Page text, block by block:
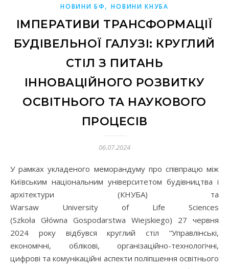
НОВИНИ БФ,НОВИНИ КНУБА
ІМПЕРАТИВИ ТРАНСФОРМАЦІЇ
БУДІВЕЛЬНОЇ ГАЛУЗІ: КРУГЛИЙ
СТІЛ З ПИТАНЬ
ІННОВАЦІЙНОГО РОЗВИТКУ
ОСВІТНЬОГО ТА НАУКОВОГО
ПРОЦЕСІВ
06.07.2024
У рамках укладеного меморандуму про співпрацю між
Київським національним університетом будівництва і
архітектури (КНУБА) та
Warsaw University of Life Sciences
(Szkoła Główna Gospodarstwa Wiejskiego) 27 червня
2024 року відбувся круглий стіл “Управлінські,
економічні, облікові, організаційно-технологічні,
цифрові та комунікаційні аспекти поліпшення освітнього